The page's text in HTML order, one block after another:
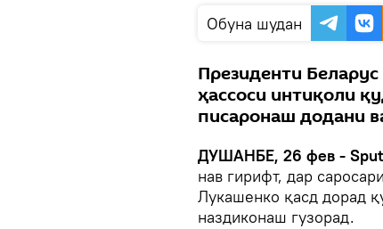
Обуна шудан
Президенти
ҳассоси интиқоли
писаронаш додани
ДУШАНБЕ, 26 фев -
нав гирифт, дар
Лукашенко қасд дорад
наздиконаш гузорад.